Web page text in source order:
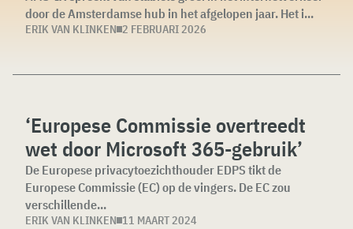
door de Amsterdamse hub in het afgelopen jaar. Het i...
ERIK VAN KLINKEN 2 FEBRUARI 2026
‘Europese Commissie overtreedt
wet door Microsoft 365-gebruik’
De Europese privacytoezichthouder EDPS tikt de
Europese Commissie (EC) op de vingers. De EC zou
verschillende...
ERIK VAN KLINKEN 11 MAART 2024